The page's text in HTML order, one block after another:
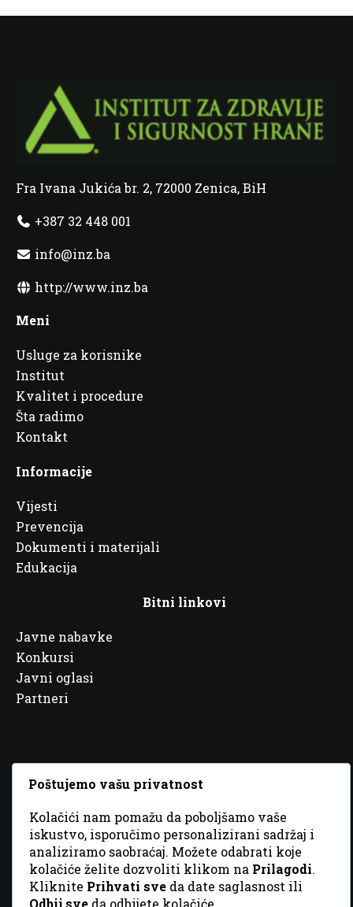
Fra Ivana Jukića br. 2, 72000 Zenica, BiH
+387 32 448 001
info@inz.ba
http://www.inz.ba
Meni
Usluge za korisnike
Institut
Kvalitet i procedure
Šta radimo
Kontakt
Informacije
Vijesti
Prevencija
Dokumenti i materijali
Edukacija
Bitni linkovi
Javne nabavke
Konkursi
Javni oglasi
Partneri
© 2026 Sva prava zadržana. Dizajn
Poštujemo vašu privatnost
Kolačići nam pomažu da poboljšamo vaše
iskustvo, isporučimo personalizirani sadržaj i
analiziramo saobraćaj. Možete odabrati koje
kolačiće želite dozvoliti klikom na Prilagodi.
Kliknite Prihvati sve da date saglasnost ili
Odbij sve da odbijete kolačiće.